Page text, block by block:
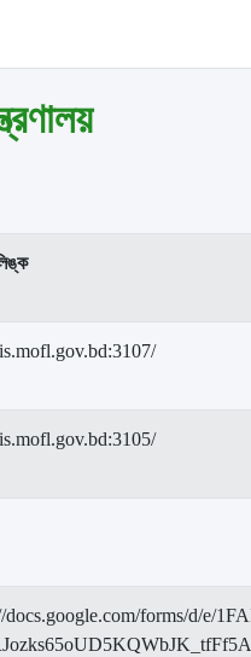
docs.google.com/forms/d/e/